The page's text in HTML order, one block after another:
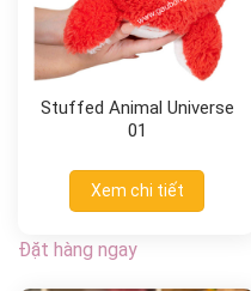
Stuffed Animal Universe
01
Xem chi tiết
Đặt hàng ngay